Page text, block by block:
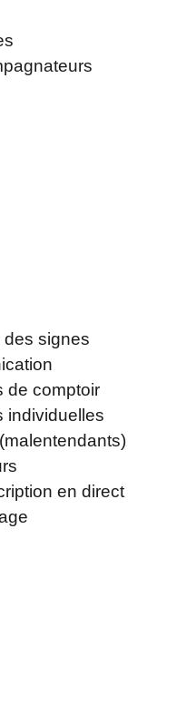
des signes
de comptoir
individuelles
en direct